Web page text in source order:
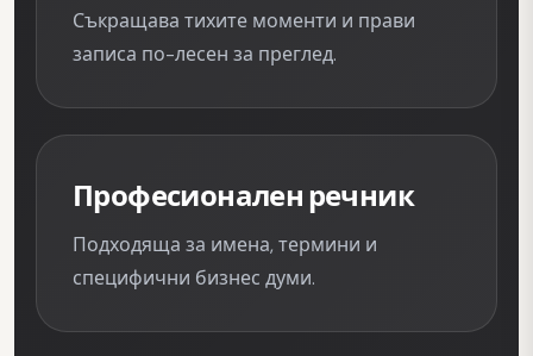
Съкращава тихите моменти и прави
записа по-лесен за преглед.
Професионален речник
Подходяща за имена, термини и
специфични бизнес думи.